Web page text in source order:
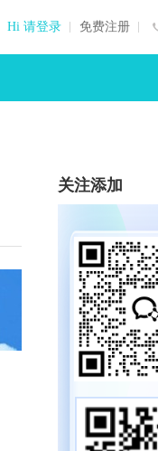
Hi 请登录 免费注册
关注添加